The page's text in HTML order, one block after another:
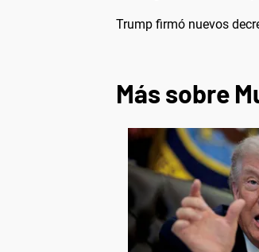
Trump firmó nuevos
Más sobre